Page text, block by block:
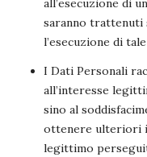
all’esecuzione di
saranno trattenuti
l’esecuzione di
I Dati Personali
all’interesse
sino al
ottenere ulteriori
legittimo